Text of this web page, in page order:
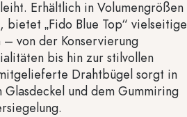
Erhältlich in Volumengrößen
„Fido Blue Top“ vielseitige
von der Konservierung
bis hin zur stilvollen
Drahtbügel sorgt in
und dem Gummiring